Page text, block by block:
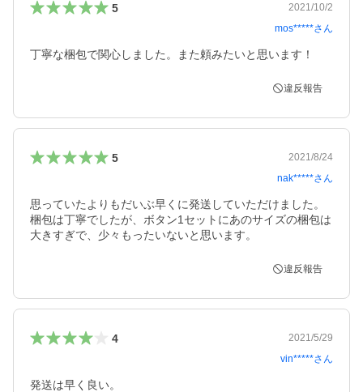
5
2021/10/2
mos*****さん
丁寧な梱包で関心しました。また頼みたいと思います！
違反報告
5
2021/8/24
nak*****さん
思っていたよりもだいぶ早くに発送していただけました。
梱包は丁寧でしたが、ボタン1セットにあのサイズの梱包は
大きすぎで、少々もったいないと思います。
違反報告
4
2021/5/29
vin*****さん
発送は早く良い。